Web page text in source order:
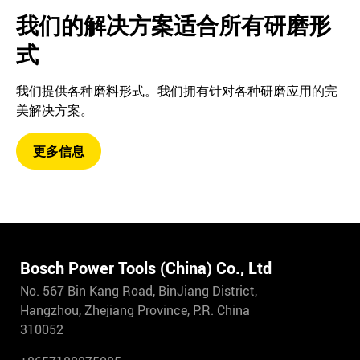
我们的解决方案适合所有研磨形
式
我们提供各种磨料形式。我们拥有针对各种研磨应用的完
美解决方案。
更多信息
Bosch Power Tools (China) Co., Ltd
No. 567 Bin Kang Road, BinJiang District,
Hangzhou, Zhejiang Province, P.R. China
310052